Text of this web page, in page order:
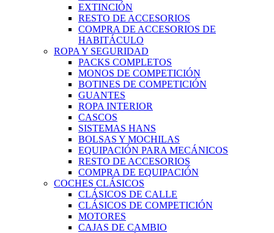
EXTINCIÓN
RESTO DE ACCESORIOS
COMPRA DE ACCESORIOS DE
HABITÁCULO
ROPA Y SEGURIDAD
PACKS COMPLETOS
MONOS DE COMPETICIÓN
BOTINES DE COMPETICIÓN
GUANTES
ROPA INTERIOR
CASCOS
SISTEMAS HANS
BOLSAS Y MOCHILAS
EQUIPACIÓN PARA MECÁNICOS
RESTO DE ACCESORIOS
COMPRA DE EQUIPACIÓN
COCHES CLÁSICOS
CLÁSICOS DE CALLE
CLÁSICOS DE COMPETICIÓN
MOTORES
CAJAS DE CAMBIO